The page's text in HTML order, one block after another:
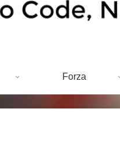
Forza